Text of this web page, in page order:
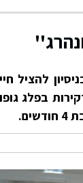
להציל חיי
בפלג גופו